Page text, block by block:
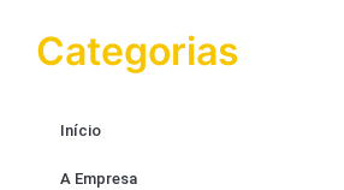
Categorias
Início
A Empresa